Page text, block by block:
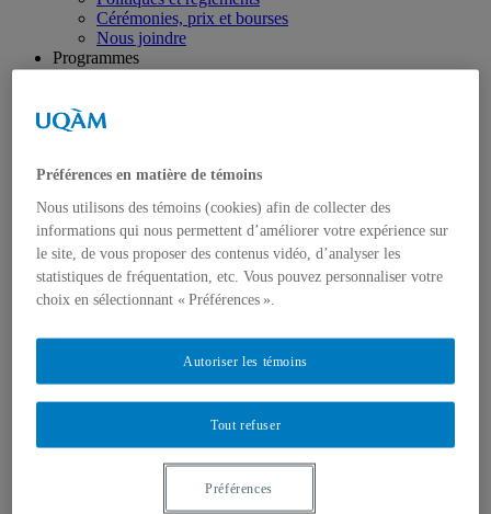
Cérémonies, prix et bourses
Nous joindre
Programmes
Troisième cycle
Mobilité sortante
Formation pratique
Présentation
Activités cliniques
Concours de plaidoirie
Cours stage
Recherche
Regroupements de recherche
Travaux de recherche en cours
Revues scientifiques
Équipe enseignante
Professeurs réguliers
Préférences en matière de témoins
Nous utilisons des témoins (cookies) afin de collecter des
informations qui nous permettent d’améliorer votre expérience sur
le site, de vous proposer des contenus vidéo, d’analyser les
statistiques de fréquentation, etc. Vous pouvez personnaliser votre
choix en sélectionnant « Préférences ».
Tout refuser
Autoriser les témoins
Préférences